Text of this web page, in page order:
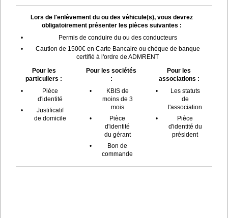
Lors de l'enlèvement du ou des véhicule(s), vous devrez
obligatoirement présenter les pièces suivantes :
•
Permis de conduire du ou des conducteurs
•
Caution de 1500€ en Carte Bancaire ou chèque de banque
certifié à l'ordre de ADMRENT
Pour les
particuliers :
•
Pièce
d'identité
•
Justificatif
de domicile
Pour les sociétés
:
•
KBIS de
moins de 3
mois
•
Pièce
d'identité
du gérant
•
Bon de
commande
Pour les
associations :
•
Les statuts
de
l'association
•
Pièce
d'identité du
président